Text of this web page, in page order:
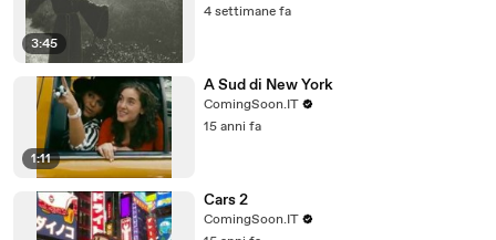
3:45
4 settimane fa
1:11
A Sud di New York
ComingSoon.IT
15 anni fa
Cars 2
ComingSoon.IT